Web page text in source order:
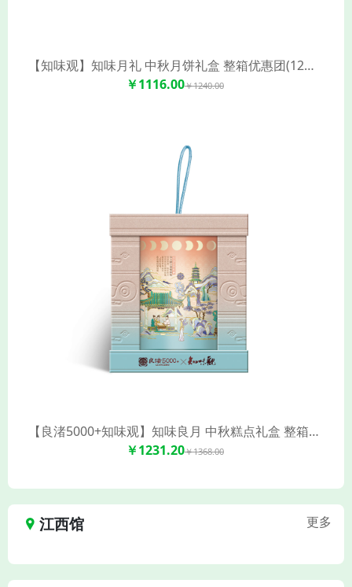
【知味观】知味月礼 中秋月饼礼盒 整箱优惠团(12饼7味/盒*5)
￥1116.00￥1240.00
【良渚5000+知味观】知味良月 中秋糕点礼盒 整箱优惠团(11饼7味 550克/盒*6)
￥1231.20￥1368.00
江西馆 更多